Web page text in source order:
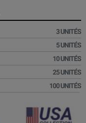
3 UNITÉS
5 UNITÉS
10 UNITÉS
25 UNITÉS
100 UNITÉS